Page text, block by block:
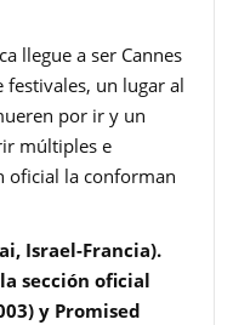
llegue a ser Cannes
un lugar al
por ir y un
múltiples e
oficial la conforman
Israel-Francia).
sección oficial
y Promised